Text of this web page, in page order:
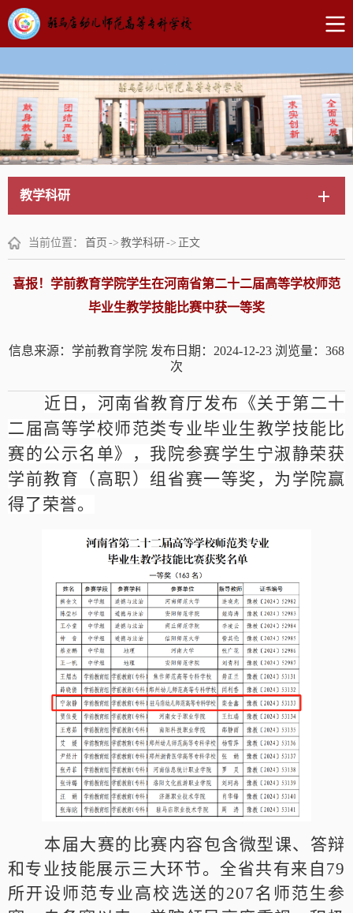
教学科研
当前位置： 首页 -> 教学科研-> 正文
喜报！学前教育学院学生在河南省第二十二届高等学校师范
毕业生教学技能比赛中获一等奖
信息来源：学前教育学院 发布日期：2024-12-23 浏览量： 368
次
近日，河南省教育厅发布《关于第二十
二届高等学校师范类专业毕业生教学技能比
赛的公示名单》，我院参赛学生宁淑静荣获
学前教育（高职）组省赛一等奖，为学院赢
得了荣誉。
本届大赛的比赛内容包含微型课、答辩
和专业技能展示三大环节。全省共有来自79
所开设师范专业高校选送的207名师范生参